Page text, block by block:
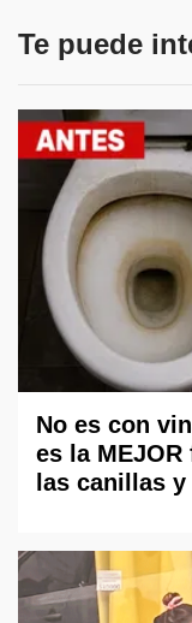
Te puede
No es con
es la
las canillas